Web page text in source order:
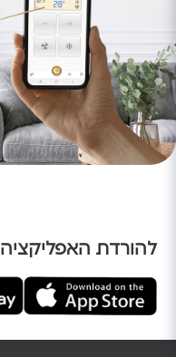
להורדת האפליקציה